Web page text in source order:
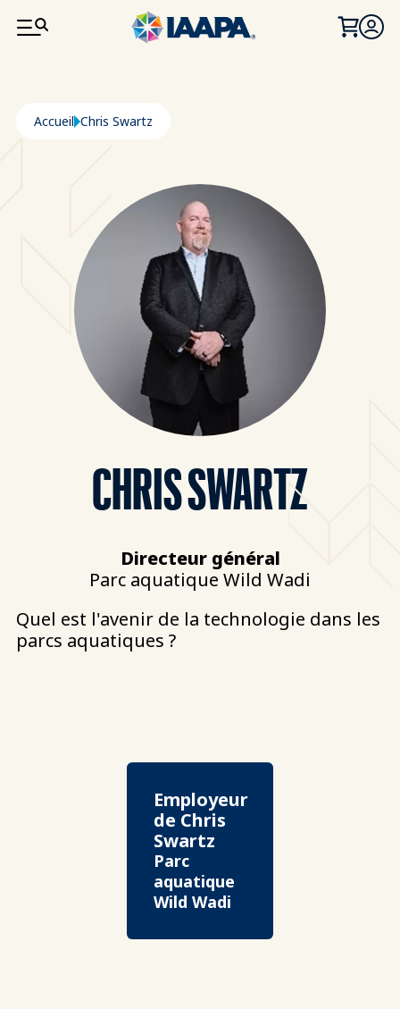
ALLER AU CONTENU PRINCIPAL
Fil d'Ariane
Accueil Chris Swartz
CHRIS SWARTZ
Directeur général
Parc aquatique Wild Wadi
Quel est l'avenir de la technologie dans les
parcs aquatiques ?
Employeur
de Chris
Swartz
Parc
aquatique
Wild Wadi